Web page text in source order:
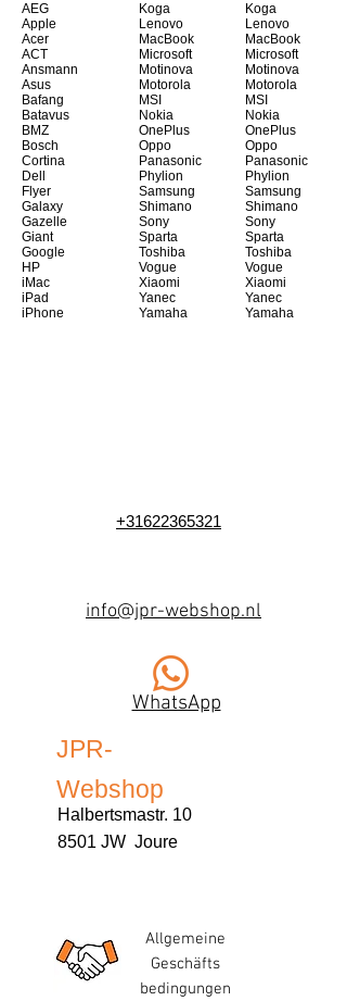
AEG
Apple
Acer
ACT
Ansmann
Asus
Bafang
Batavus
BMZ
Bosch
Cortina
Dell
Flyer
Galaxy
Gazelle
Giant
Google
HP
iMac
iPad
iPhone
Koga
Lenovo
MacBook
Microsoft
Motinova
Motorola
MSI
Nokia
OnePlus
Oppo
Panasonic
Phylion
Samsung
Shimano
Sony
Sparta
Toshiba
Vogue
Xiaomi
Yanec
Yamaha
Koga
Lenovo
MacBook
Microsoft
Motinova
Motorola
MSI
Nokia
OnePlus
Oppo
Panasonic
Phylion
Samsung
Shimano
Sony
Sparta
Toshiba
Vogue
Xiaomi
Yanec
Yamaha
+31622365321
info@jpr-webshop.nl
WhatsApp
JPR-
Webshop
Halbertsmastr. 10
8501 JW Joure
Allgemeine
Geschäfts
bedingungen